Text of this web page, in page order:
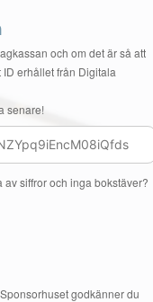
och om det är så att
erhållet från Digitala
senare!
siffror och inga bokstäver?
godkänner du